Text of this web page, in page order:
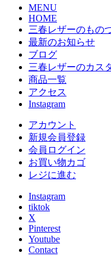
MENU
HOME
三春レザーのもの
最新のお知らせ
ブログ
三春レザーのカス
商品一覧
アクセス
Instagram
アカウント
新規会員登録
会員ログイン
お買い物カゴ
レジに進む
Instagram
tiktok
X
Pinterest
Youtube
Contact